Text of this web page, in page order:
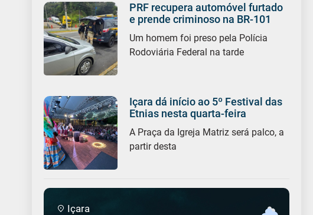
PRF recupera automóvel furtado
e prende criminoso na BR-101
Um homem foi preso pela Polícia
Rodoviária Federal na tarde
Içara dá início ao 5º Festival das
Etnias nesta quarta-feira
A Praça da Igreja Matriz será palco, a
partir desta
Içara